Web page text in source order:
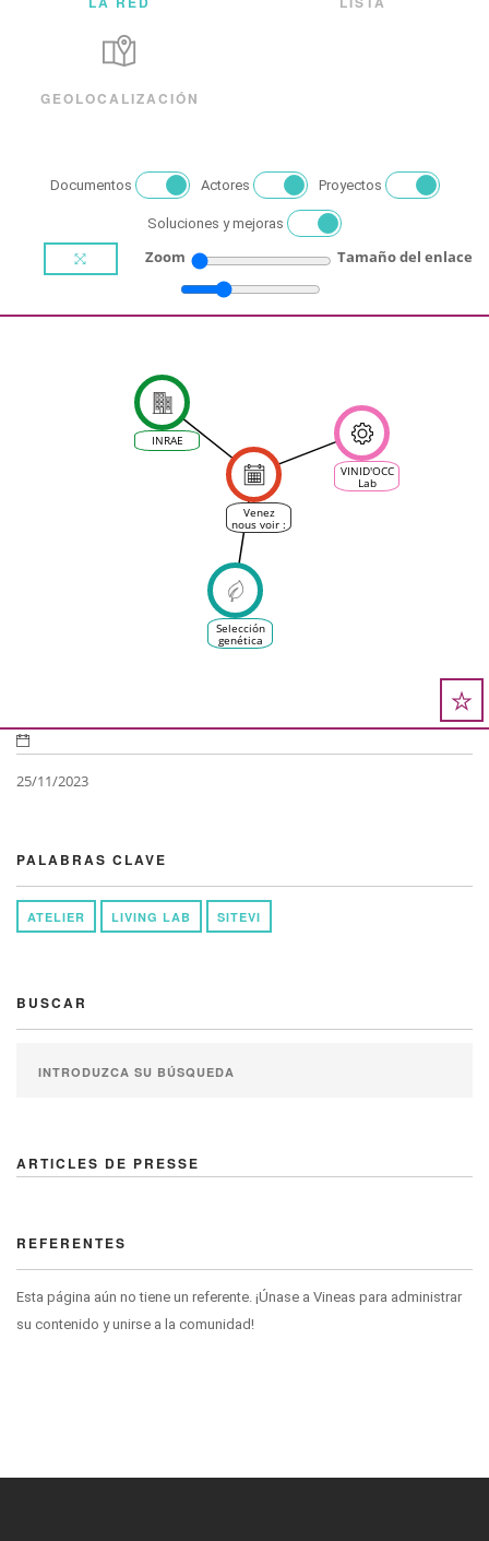
GEOLOCALIZACIÓN
Documentos Actores Proyectos
Soluciones y mejoras
Zoom Tamaño del enlace
Venez
nous voir :
VinidoccLab,
Ressenti
et VINEAS
au SITEVI
avec des
ateliers !
INRAE
Selección
genética
de
VINID'OCC
Lab
25/11/2023
PALABRAS CLAVE
ATELIER LIVING LAB SITEVI
BUSCAR
ARTICLES DE PRESSE
REFERENTES
Esta página aún no tiene un referente. ¡Únase a Vineas para administrar
su contenido y unirse a la comunidad!